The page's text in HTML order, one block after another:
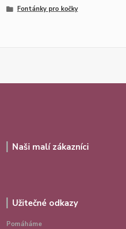
Fontánky pro kočky
Naši malí zákazníci
Užitečné odkazy
Pomáháme